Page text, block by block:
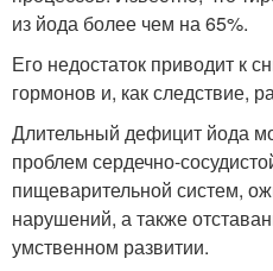
из йода более чем на 65%.
Его недостаток приводит к
гормонов и, как следствие,
Длительный дефицит йода
проблем сердечно-
пищеварительной систем,
нарушений, а также
умственном развитии.